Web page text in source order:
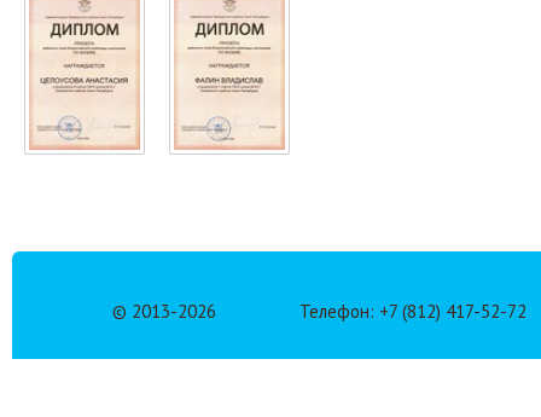
© 2013-2026 Телефон: +7 (812) 417-52-72